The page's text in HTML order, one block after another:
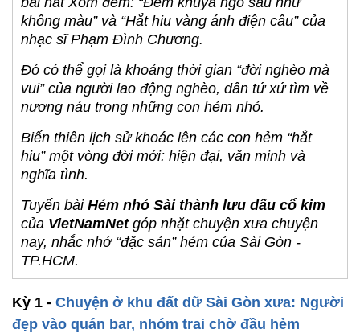
không màu” và “Hắt hiu vàng ánh điện câu” của
nhạc sĩ Phạm Đình Chương.
Đó có thể gọi là khoảng thời gian “đời nghèo mà
vui” của người lao động nghèo, dân tứ xứ tìm về
nương náu trong những con hẻm nhỏ.
Biến thiên lịch sử khoác lên các con hẻm “hắt
hiu” một vòng đời mới: hiện đại, văn minh và
nghĩa tình.
Tuyến bài Hẻm nhỏ Sài thành lưu dấu cổ kim
của VietNamNetgóp nhặt chuyện xưa chuyện
nay, nhắc nhớ “đặc sản” hẻm của Sài Gòn -
TP.HCM.
Kỳ 1 - Chuyện ở khu đất dữ Sài Gòn xưa: Người
đẹp vào quán bar, nhóm trai chờ đầu hẻm